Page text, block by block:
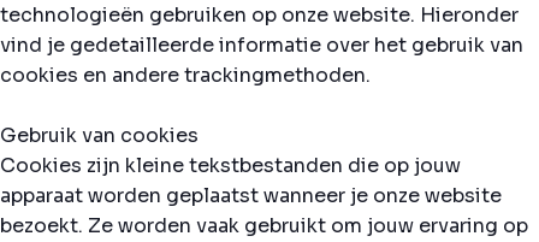
technologieën gebruiken op onze website. Hieronder
vind je gedetailleerde informatie over het gebruik van
cookies en andere trackingmethoden.
Gebruik van cookies
Cookies zijn kleine tekstbestanden die op jouw
apparaat worden geplaatst wanneer je onze website
bezoekt. Ze worden vaak gebruikt om jouw ervaring op